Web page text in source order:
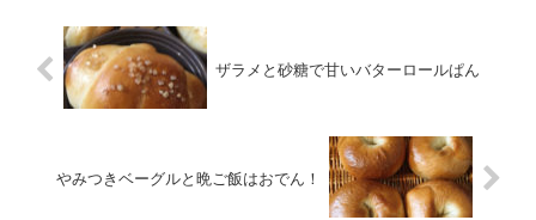
ザラメと砂糖で甘いバターロールぱん
やみつきベーグルと晩ご飯はおでん！